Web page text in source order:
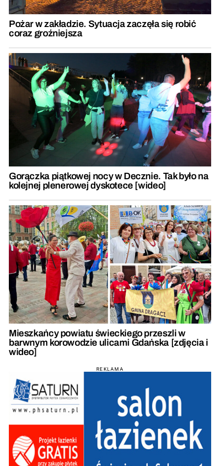
Pożar w zakładzie. Sytuacja zaczęła się robić
coraz groźniejsza
Gorączka piątkowej nocy w Decznie. Tak było na
kolejnej plenerowej dyskotece [wideo]
Mieszkańcy powiatu świeckiego przeszli w
barwnym korowodzie ulicami Gdańska [zdjęcia i
wideo]
REKLAMA